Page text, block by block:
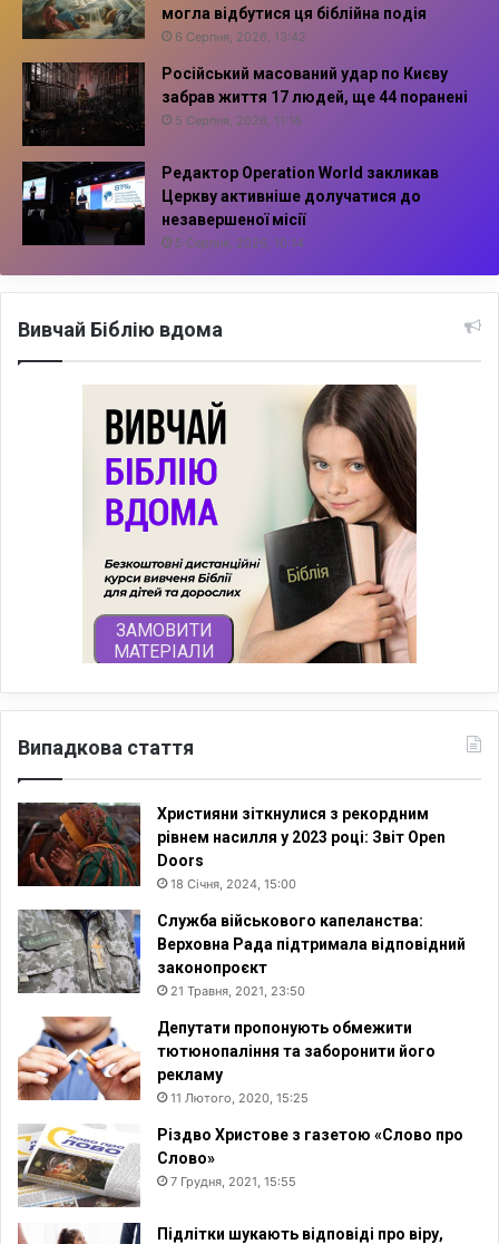
могла відбутися ця біблійна подія
6 Серпня, 2026, 13:42
Російський масований удар по Києву
забрав життя 17 людей, ще 44 поранені
5 Серпня, 2026, 11:16
Редактор Operation World закликав
Церкву активніше долучатися до
незавершеної місії
5 Серпня, 2026, 10:14
Вивчай Біблію вдома
Випадкова стаття
Християни зіткнулися з рекордним
рівнем насилля у 2023 році: Звіт Open
Doors
18 Січня, 2024, 15:00
Служба військового капеланства:
Верховна Рада підтримала відповідний
законопроєкт
21 Травня, 2021, 23:50
Депутати пропонують обмежити
тютюнопаління та заборонити його
рекламу
11 Лютого, 2020, 15:25
Різдво Христове з газетою «Слово про
Слово»
7 Грудня, 2021, 15:55
Підлітки шукають відповіді про віру,